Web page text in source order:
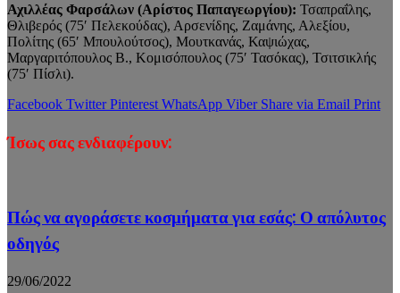
Αχιλλέας Φαρσάλων (Αρίστος Παπαγεωργίου): Τσαπραΐλης,
Θλιβερός (75′ Πελεκούδας), Αρσενίδης, Ζαμάνης, Αλεξίου,
Πολίτης (65′ Μπουλούτσος), Μουτκανάς, Καψιώχας,
Μαργαριτόπουλος Β., Κομισόπουλος (75′ Τασόκας), Τσιτσικλής
(75′ Πίσλι).
Facebook Twitter Pinterest WhatsApp Viber Share via Email Print
Ίσως σας ενδιαφέρουν:
Πώς να αγοράσετε κοσμήματα για εσάς: Ο απόλυτος
οδηγός
29/06/2022